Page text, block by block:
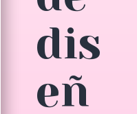
dis
eñ